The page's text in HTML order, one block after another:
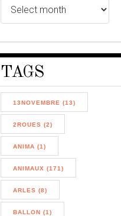
TAGS
13NOVEMBRE (13)
2ROUES (2)
ANIMA (1)
ANIMAUX (171)
ARLES (8)
BALLON (1)